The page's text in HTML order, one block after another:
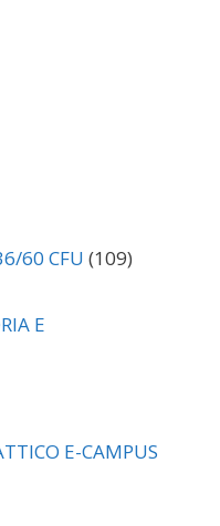
60 CFU (109)
E
E-CAMPUS